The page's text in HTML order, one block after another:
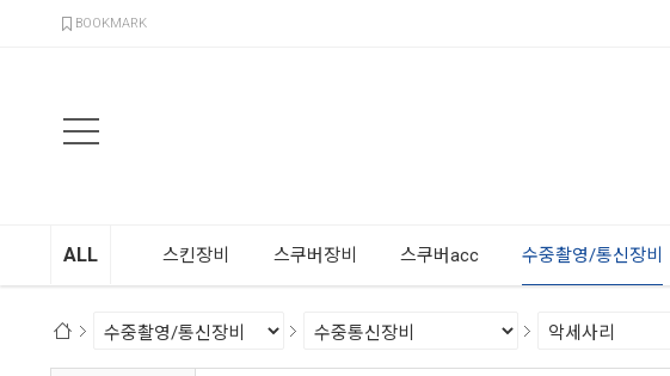
BOOKMARK
ALL 스킨장비 스쿠버장비 스쿠버acc 수중촬영/통신장비